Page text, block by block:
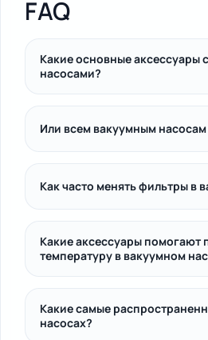
FAQ
Какие основные аксессуары
насосами?
Или всем вакуумным
Как часто менять фильтры в
Какие аксессуары
температуру в вакуумном
Какие самые
насосах?